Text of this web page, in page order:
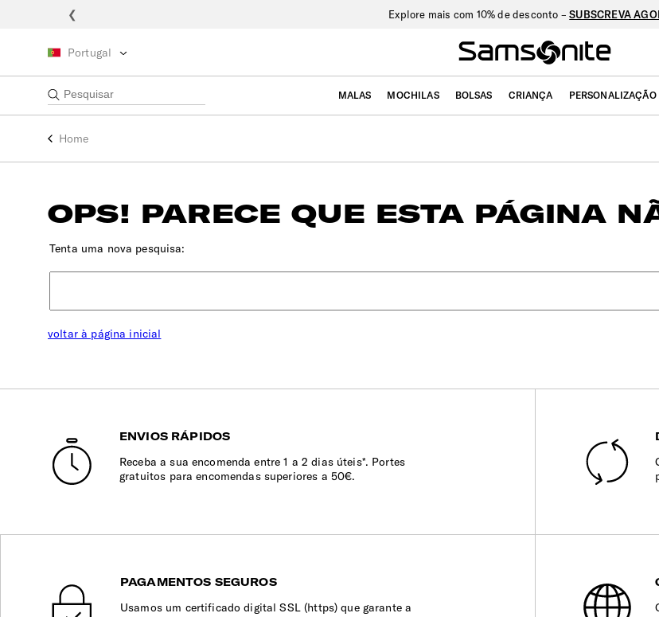
Explore mais com 10% de desconto –SUBSCREVA
❮
Portugal
MALAS MOCHILAS BOLSAS CRIANÇA PERSONALIZAÇÃO
Home
OPS! PARECE QUE ESTA PÁGINA
Tenta uma nova pesquisa:
voltar à página inicial
ENVIOS RÁPIDOS
Receba a sua encomenda entre 1 a 2 dias úteis*. Portes
gratuitos para encomendas superiores a 50€.
PAGAMENTOS SEGUROS
Usamos um certificado digital SSL (https) que garante a